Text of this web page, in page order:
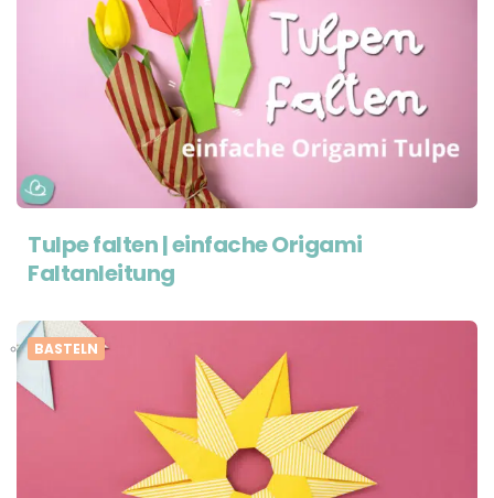
Tulpe falten | einfache Origami
Faltanleitung
BASTELN